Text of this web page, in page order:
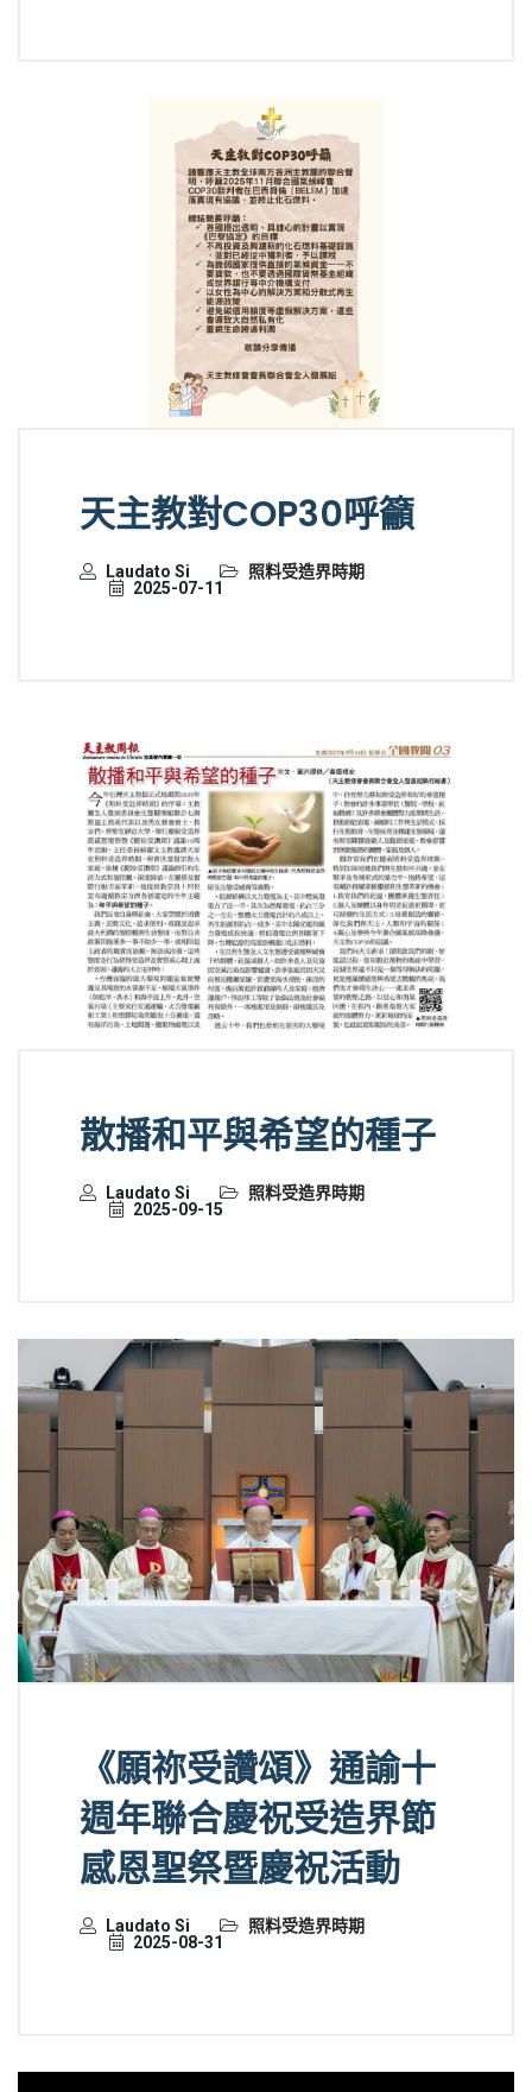
天主教對COP30呼籲
Laudato Si
照料受造界時期
2025-07-11
散播和平與希望的種子
Laudato Si
照料受造界時期
2025-09-15
《願祢受讚頌》通諭十
週年聯合慶祝受造界節
感恩聖祭暨慶祝活動
Laudato Si
照料受造界時期
2025-08-31